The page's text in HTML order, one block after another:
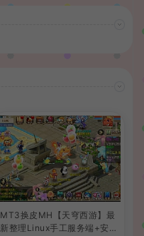
MT3换皮MH【天穹西游】最
新整理Linux手工服务端+安